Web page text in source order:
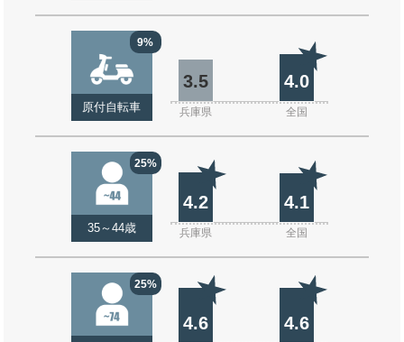
9%
原付自転車
3.5 4.0
兵庫県 全国
25%
35～44歳
4.2 4.1
兵庫県 全国
25%
4.6 4.6